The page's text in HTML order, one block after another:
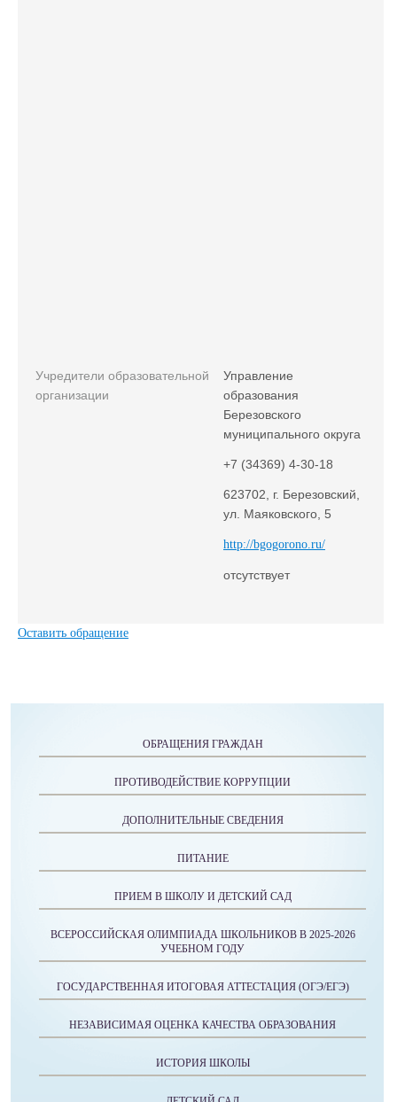
Учредители образовательной
организации
Управление
образования
Березовского
муниципального округа
+7 (34369) 4-30-18
623702, г. Березовский,
ул. Маяковского, 5
http://bgogorono.ru/
отсутствует
Оставить обращение
ОБРАЩЕНИЯ ГРАЖДАН
ПРОТИВОДЕЙСТВИЕ КОРРУПЦИИ
ДОПОЛНИТЕЛЬНЫЕ СВЕДЕНИЯ
ПИТАНИЕ
ПРИЕМ В ШКОЛУ И ДЕТСКИЙ САД
ВСЕРОССИЙСКАЯ ОЛИМПИАДА ШКОЛЬНИКОВ В 2025-2026
УЧЕБНОМ ГОДУ
ГОСУДАРСТВЕННАЯ ИТОГОВАЯ АТТЕСТАЦИЯ (ОГЭ/ЕГЭ)
НЕЗАВИСИМАЯ ОЦЕНКА КАЧЕСТВА ОБРАЗОВАНИЯ
ИСТОРИЯ ШКОЛЫ